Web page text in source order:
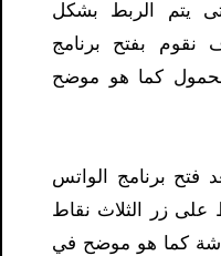
يتم الربط بشكل
بفتح برنامج
كما هو موضح
فتح برنامج الواتس
على زر الثلاث نقاط
كما هو موضح في